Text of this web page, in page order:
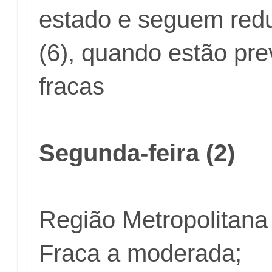
estado e seguem
(6), quando estão
fracas
Segunda-feira (2)
Região
Fraca a moderada;